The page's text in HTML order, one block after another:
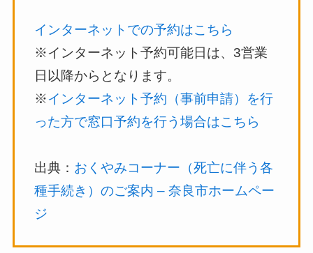
インターネットでの予約はこちら
※インターネット予約可能日は、3営業
日以降からとなります。
※インターネット予約（事前申請）を行
った方で窓口予約を行う場合はこちら
出典： おくやみコーナー（死亡に伴う各
種手続き）のご案内 – 奈良市ホームペー
ジ